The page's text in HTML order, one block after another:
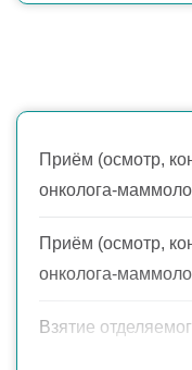
Приём (осмотр,
онколога-
Приём (осмотр,
онколога-
Взятие